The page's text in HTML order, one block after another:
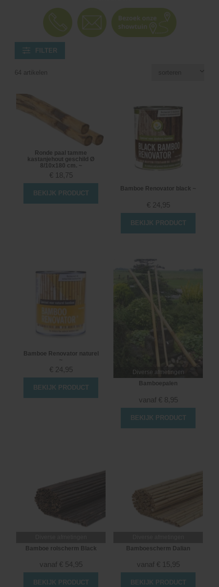
FILTER
64 artikelen
Ronde paal tamme
kastanjehout geschild Ø
8/10x180 cm. ~
€ 18,75
BEKIJK PRODUCT
Bamboe Renovator black ~
€ 24,95
BEKIJK PRODUCT
Bamboe Renovator naturel
~
€ 24,95
BEKIJK PRODUCT
Diverse afmetingen
Bamboepalen
vanaf € 8,95
BEKIJK PRODUCT
Bamboe rolscherm Black
vanaf € 54,95
BEKIJK PRODUCT
Bamboescherm Dalian
vanaf € 15,95
BEKIJK PRODUCT